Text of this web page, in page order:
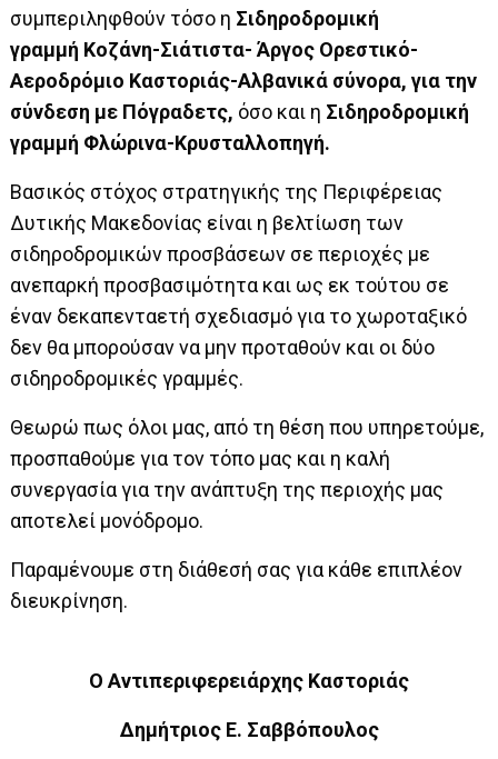
συμπεριληφθούν τόσο η Σιδηροδρομική
γραμμή Κοζάνη-Σιάτιστα- Άργος Ορεστικό-
Αεροδρόμιο Καστοριάς-Αλβανικά σύνορα, για την
σύνδεση με Πόγραδετς, όσο και η Σιδηροδρομική
γραμμή Φλώρινα-Κρυσταλλοπηγή.
Βασικός στόχος στρατηγικής της Περιφέρειας
Δυτικής Μακεδονίας είναι η βελτίωση των
σιδηροδρομικών προσβάσεων σε περιοχές με
ανεπαρκή προσβασιμότητα και ως εκ τούτου σε
έναν δεκαπενταετή σχεδιασμό για το χωροταξικό
δεν θα μπορούσαν να μην προταθούν και οι δύο
σιδηροδρομικές γραμμές.
Θεωρώ πως όλοι μας, από τη θέση που υπηρετούμε,
προσπαθούμε για τον τόπο μας και η καλή
συνεργασία για την ανάπτυξη της περιοχής μας
αποτελεί μονόδρομο.
Παραμένουμε στη διάθεσή σας για κάθε επιπλέον
διευκρίνηση.
Ο Αντιπεριφερειάρχης Καστοριάς
Δημήτριος Ε. Σαββόπουλος